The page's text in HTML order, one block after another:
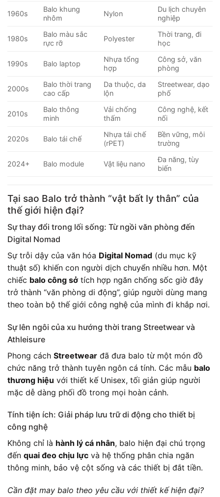
1960s
Balo khung
nhôm
Nylon
Du lịch chuyên
nghiệp
1980s
Balo màu sắc
rực rỡ
Polyester
Thời trang, đi
học
1990s Balo laptop
Nhựa tổng
hợp
Công sở, văn
phòng
2000s
Balo thời trang
cao cấp
Da thuộc, da
lộn
Streetwear, dạo
phố
2010s
Balo thông
minh
Vải chống
thấm
Công nghệ, kết
nối
2020s Balo tái chế
Nhựa tái chế
(rPET)
Bền vững, môi
trường
2024+ Balo module Vật liệu nano
Đa năng, tùy
biến
Tại sao Balo trở thành “vật bất ly thân” của
thế giới hiện đại?
Sự thay đổi trong lối sống: Từ ngồi văn phòng đến
Digital Nomad
Sự trỗi dậy của văn hóa Digital Nomad (du mục kỹ
thuật số) khiến con người dịch chuyển nhiều hơn. Một
chiếc balo công sở tích hợp ngăn chống sốc giờ đây
trở thành “văn phòng di động”, giúp người dùng mang
theo toàn bộ thế giới công nghệ của mình đi khắp nơi.
Sự lên ngôi của xu hướng thời trang Streetwear và
Athleisure
Phong cách Streetwear đã đưa balo từ một món đồ
chức năng trở thành tuyên ngôn cá tính. Các mẫu balo
thương hiệu với thiết kế Unisex, tối giản giúp người
mặc dễ dàng phối đồ trong mọi hoàn cảnh.
Tính tiện ích: Giải pháp lưu trữ di động cho thiết bị
công nghệ
Không chỉ là hành lý cá nhân, balo hiện đại chú trọng
đến quai đeo chịu lực và hệ thống phân chia ngăn
thông minh, bảo vệ cột sống và các thiết bị đắt tiền.
Cần đặt may balo theo yêu cầu với thiết kế hiện đại?